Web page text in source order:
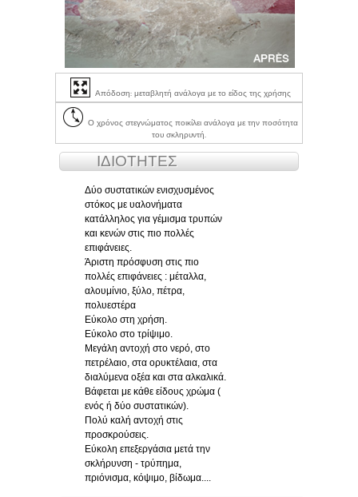
Απόδοση: μεταβλητή ανάλογα με το είδος της χρήσης
Ο χρόνος στεγνώματος ποικίλει ανάλογα με την ποσότητα
του σκληρυντή.
ΙΔΙΟΤΗΤΕΣ
Δύο συστατικών ενισχυσμένος
στόκος με υαλονήματα
κατάλληλος για γέμισμα τρυπών
και κενών στις πιο πολλές
επιφάνειες.
Άριστη πρόσφυση στις πιο
πολλές επιφάνειες : μέταλλα,
αλουμίνιο, ξύλο, πέτρα,
πολυεστέρα
Εύκολο στη χρήση.
Εύκολο στο τρίψιμο.
Μεγάλη αντοχή στο νερό, στο
πετρέλαιο, στα ορυκτέλαια, στα
διαλύμενα οξέα και στα αλκαλικά.
Βάφεται με κάθε είδους χρώμα (
ενός ή δύο συστατικών).
Πολύ καλή αντοχή στις
προσκρούσεις.
Εύκολη επεξεργάσια μετά την
σκλήρυνση - τρύπημα,
πριόνισμα, κόψιμο, βίδωμα....